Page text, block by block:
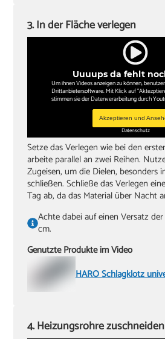
Uuuups da fehlt
Um ihnen Videos anzeigen zu können,
Drittanbietersoftware. Mit Klick auf
stimmen sie der Datenverarbeitung durch
Akzeptieren und
Datenschutz
3. In der Fläche verlegen
Setze das Verlegen wie bei den
arbeite parallel an zwei Reihen.
Zugeisen, um die Dielen, besonders
schließen. Schließe das Verlegen
Tag ab, da das Material über Nacht
Achte dabei auf einen Versatz
cm.
Genutzte Produkte im Video
HARO Schlagklotz
4. Heizungsrohre zuschneiden